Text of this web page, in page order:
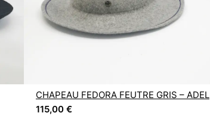
CHAPEAU FEDORA FEUTRE GRIS – ADEL
115,00 €